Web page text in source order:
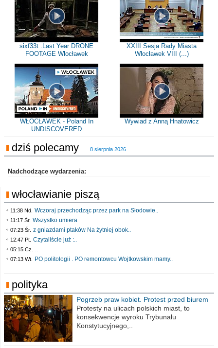
sixf33t .Last Year DRONE
FOOTAGE Włocławek
XXIII Sesja Rady Miasta
Włocławek VIII (...)
WŁOCŁAWEK - Poland In
UNDISCOVERED
Wywiad z Anną Hnatowicz
dziś polecamy 8 sierpnia 2026
Nadchodzące wydarzenia:
włocławianie piszą
11:38 Nd. Wczoraj przechodząc przez park na Słodowie..
11:17 Śr. Wszystko umiera
07:23 Śr. z gniazdami ptaków Na żytniej obok..
12:47 Pt. Czytaliście już :..
05:15 Cz. ..
07:13 Wt. PO politologii . PO remontowcu Wojtkowskim mamy..
polityka
Pogrzeb praw kobiet. Protest przed biurem
poselskim PiS
Protesty na ulicach polskich miast, to
konsekwencje wyroku Trybunału
Konstytucyjnego,..